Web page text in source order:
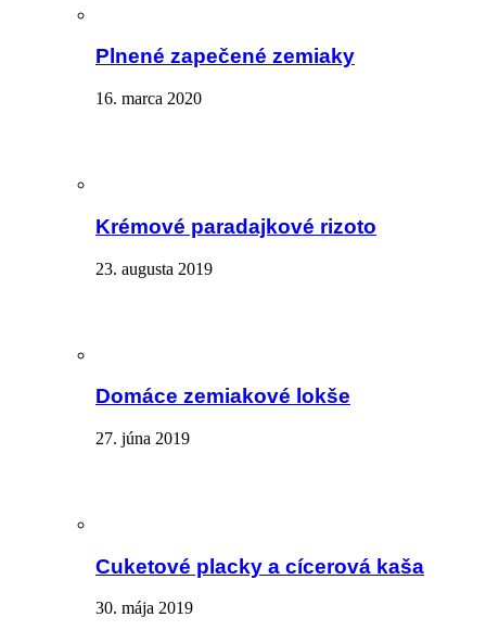
Plnené zapečené zemiaky
16. marca 2020
Krémové paradajkové rizoto
23. augusta 2019
Domáce zemiakové lokše
27. júna 2019
Cuketové placky a cícerová kaša
30. mája 2019